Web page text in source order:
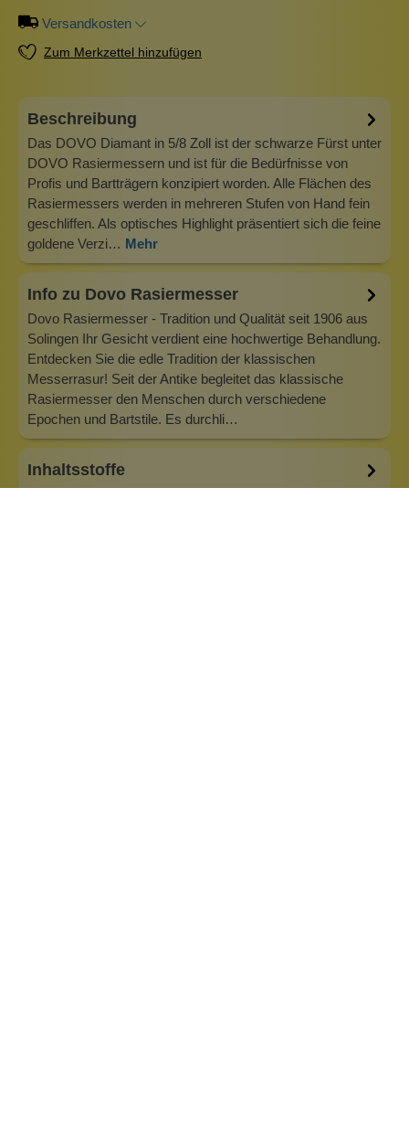
Versandkosten
Zum Merkzettel hinzufügen
Beschreibung
Das DOVO Diamant in 5/8 Zoll ist der schwarze Fürst unter
DOVO Rasiermessern und ist für die Bedürfnisse von
Profis und Bartträgern konzipiert worden. Alle Flächen des
Rasiermessers werden in mehreren Stufen von Hand fein
geschliffen. Als optisches Highlight präsentiert sich die feine
goldene Verzi… Mehr
Info zu Dovo Rasiermesser
Dovo Rasiermesser - Tradition und Qualität seit 1906 aus
Solingen Ihr Gesicht verdient eine hochwertige Behandlung.
Entdecken Sie die edle Tradition der klassischen
Messerrasur! Seit der Antike begleitet das klassische
Rasiermesser den Menschen durch verschiedene
Epochen und Bartstile. Es durchli…
Inhaltsstoffe